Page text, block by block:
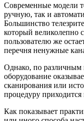
Современные модели
ручную, так и
Большинство
который великолепно
пользователю же
перечня ненужные
Однако, по различным
оборудование
сканирования или
процедуру
Как показывает